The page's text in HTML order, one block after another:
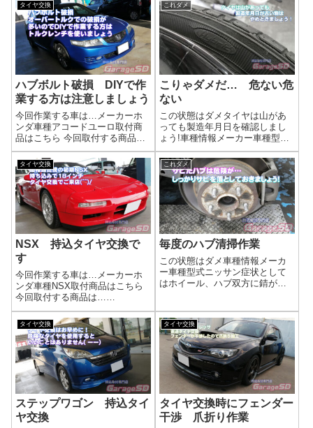
す。折角なので・・・新しく協
力会社も増え、仕事量も増やさ
ないと潰れてしまう...
写真ハブにホイールが固着して
いたので、ハブ清掃をご提案。
輸入車...
タイヤ交換
ハブボルト破損 DIYで作
業する方は注意しましょう
今回作業する車は…メーカーホ
ンダ車種アコードユーロ取付商
品はこちら 今回取付する商品
は…215/45ZR17 PROXES
sport作業写真ハブボルト破損し
ているので交換ですね(^^)/タイヤ
交換の工賃は？下記リンクで工
賃検索できます(^...
これダメ
こりゃダメだ… 危ない危
ない
この状態はダメタイヤは山があ
っても製造年月日を確認しまし
ょう!車種情報メーカー車種型式
全メーカー全車種症状としては
タイヤが劣化して、ひび割れが
全体に走っている状態です。対
策は製造年月日はタイヤに刻印
されているので、確認しましょ
う。５年以上経...
タイヤ交換
NSX 持込タイヤ交換で
す
今回作業する車は…メーカーホ
ンダ車種NSX取付商品はこちら
今回取付する商品は…
NT555G2 265/35R18作業写真
NSXの価格もかなり高騰してい
ます。タイヤの劣化で事故らな
いように交換してくださいね( ﾟ
Дﾟ)タイヤ交換の工賃は？下...
これダメ
毎度のハブ清掃作業
この状態はダメ車種情報メーカ
ー車種型式ニッサン症状として
はホイール、ハブ双方に錆が発
時じゃないと掃除も出来ないの
で、このタイミングで錆び取り
と防錆材を…('ω')ノ対策はしっか
り錆を落...
タイヤ交換
ステップワゴン 持込タイ
ヤ交換
タイヤ交換
タイヤ交換時にフェンダー
干渉 爪折り作業